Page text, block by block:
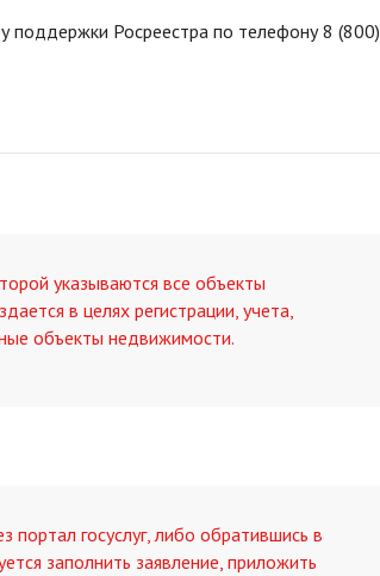
поддержки Росреестра по телефону 8 (800)
указываются все объекты
в целях регистрации, учета,
объекты недвижимости.
портал госуслуг, либо обратившись в
заполнить заявление, приложить